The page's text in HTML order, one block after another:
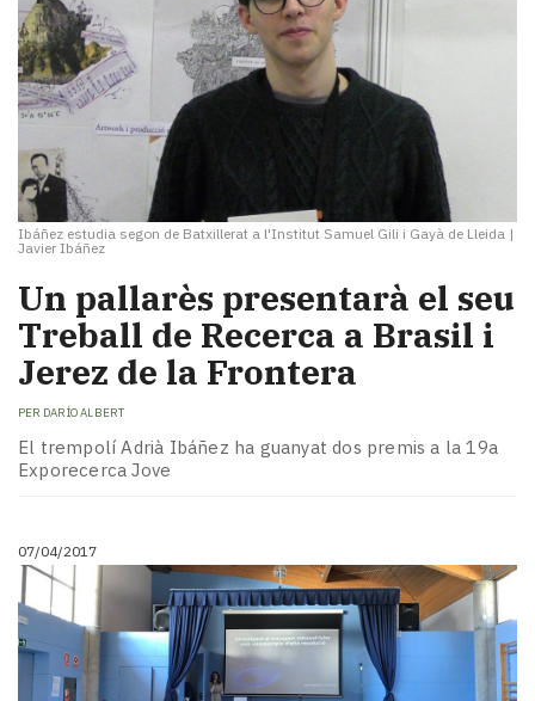
Ibáñez estudia segon de Batxillerat a l'Institut Samuel Gili i Gayà de Lleida |
Javier Ibáñez
Un pallarès presentarà el seu
Treball de Recerca a Brasil i
Jerez de la Frontera
PER DARÍO ALBERT
El trempolí Adrià Ibáñez ha guanyat dos premis a la 19a
Exporecerca Jove
07/04/2017